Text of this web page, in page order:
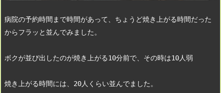
病院の予約時間まで時間があって、ちょうど焼き上がる時間だった
からフラッと並んでみました。
ボクが並び出したのが焼き上がる10分前で、その時は10人弱
焼き上がる時間には、20人くらい並んでました。